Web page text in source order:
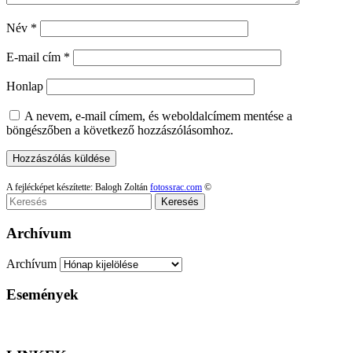
Név *
E-mail cím *
Honlap
A nevem, e-mail címem, és weboldalcímem mentése a
böngészőben a következő hozzászólásomhoz.
A fejlécképet készítette: Balogh Zoltán fotossrac.com ©
Keresés
Archívum
Archívum
Események